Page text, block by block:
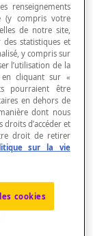
entre
identités
et
renseignements
(y compris votre
de notre site,
statistiques et
y compris sur
l’utilisation de la
cliquant sur «
pourraient être
en dehors de
dont nous
d’accéder et
droit de retirer
sur la vie
cookies